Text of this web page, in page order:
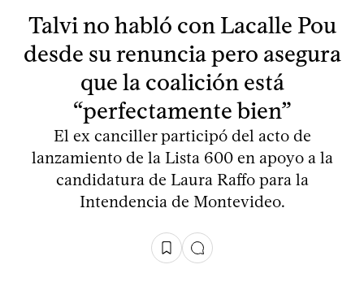
Talvi no habló con Lacalle Pou
desde su renuncia pero asegura
que la coalición está
“perfectamente bien”
El ex canciller participó del acto de
lanzamiento de la Lista 600 en apoyo a la
candidatura de Laura Raffo para la
Intendencia de Montevideo.